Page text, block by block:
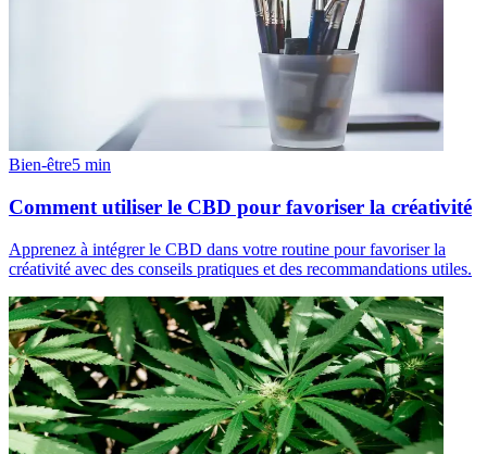
Bien-être5 min
Comment utiliser le CBD pour favoriser la créativité
Apprenez à intégrer le CBD dans votre routine pour favoriser la
créativité avec des conseils pratiques et des recommandations utiles.